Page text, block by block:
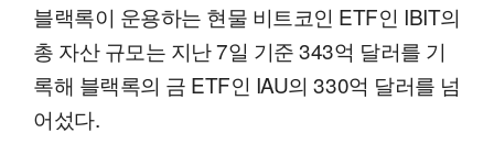
블랙록이 운용하는 현물 비트코인 ETF인 IBIT의
총 자산 규모는 지난 7일 기준 343억 달러를 기
록해 블랙록의 금 ETF인 IAU의 330억 달러를 넘
어섰다.